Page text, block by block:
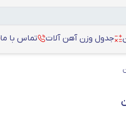
جدول وزن آهن آلات تماس با ما